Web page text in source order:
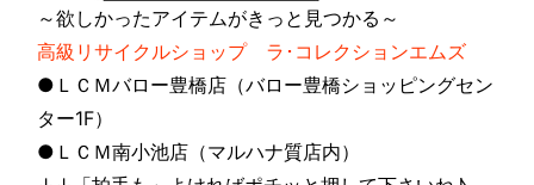
～欲しかったアイテムがきっと見つかる～
高級リサイクルショップ ラ･コレクションエムズ
●ＬＣＭバロー豊橋店（バロー豊橋ショッピングセン
ター1F）
●ＬＣＭ南小池店（マルハナ質店内）